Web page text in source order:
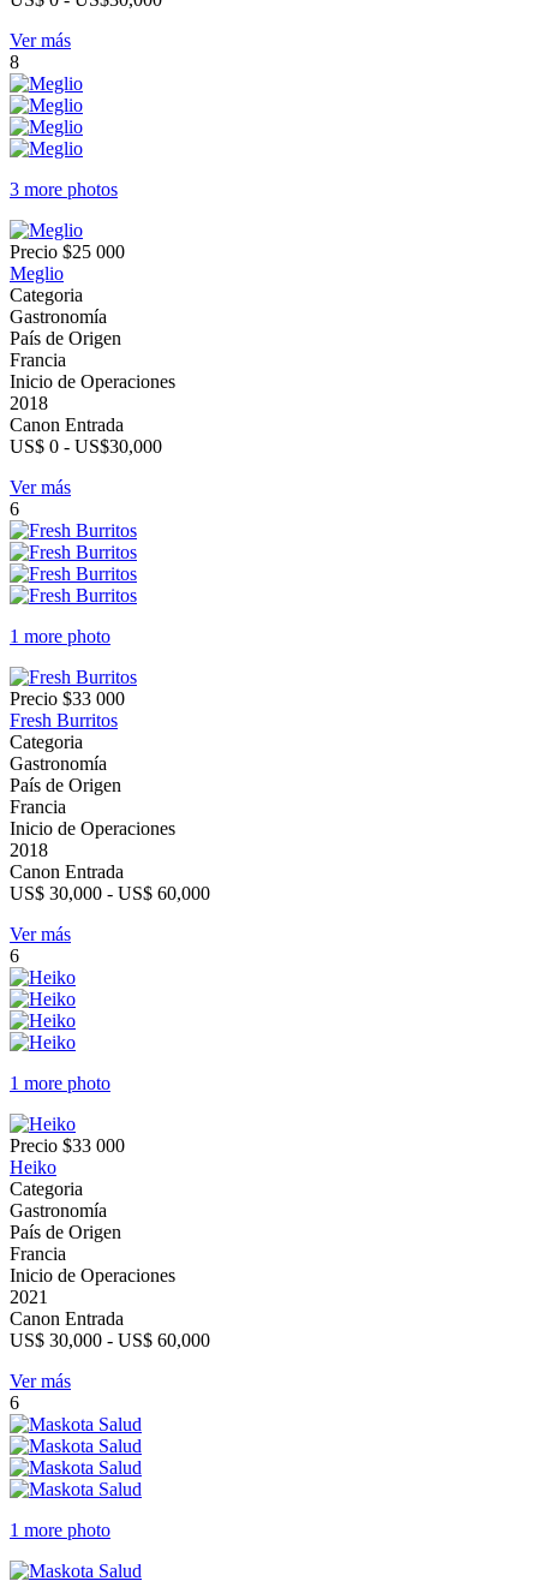
Ver más
8
3 more photos
Precio $25 000
Meglio
Categoria
Gastronomía
País de Origen
Francia
Inicio de Operaciones
2018
Canon Entrada
US$ 0 - US$30,000
Ver más
6
1 more photo
Precio $33 000
Fresh Burritos
Categoria
Gastronomía
País de Origen
Francia
Inicio de Operaciones
2018
Canon Entrada
US$ 30,000 - US$ 60,000
Ver más
6
1 more photo
Precio $33 000
Heiko
Categoria
Gastronomía
País de Origen
Francia
Inicio de Operaciones
2021
Canon Entrada
US$ 30,000 - US$ 60,000
Ver más
6
1 more photo